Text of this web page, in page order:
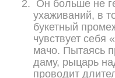
Он больше не
ухаживаний, в
букетный
чувствует себя
мачо. Пытаясь
даму, рыцарь
проводит